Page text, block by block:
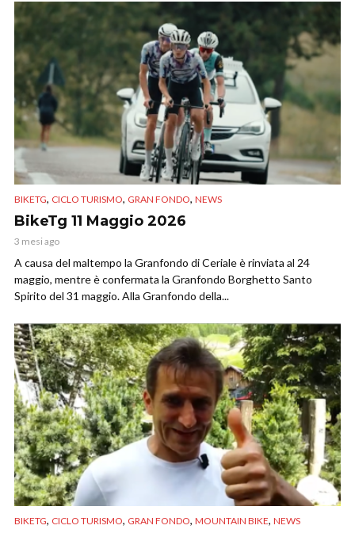
BIKETG, CICLO TURISMO, GRAN FONDO, NEWS
BikeTg 11 Maggio 2026
3 mesi ago
A causa del maltempo la Granfondo di Ceriale è rinviata al 24
maggio, mentre è confermata la Granfondo Borghetto Santo
Spirito del 31 maggio. Alla Granfondo della...
BIKETG, CICLO TURISMO, GRAN FONDO, MOUNTAIN BIKE, NEWS